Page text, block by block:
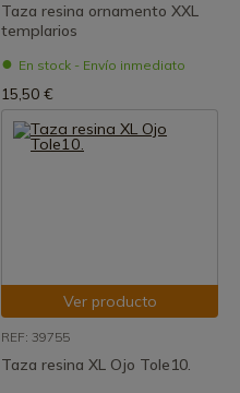
Taza resina ornamento XXL
templarios
En stock - Envío inmediato
15,50 €
Ver producto
REF: 39755
Taza resina XL Ojo Tole10.